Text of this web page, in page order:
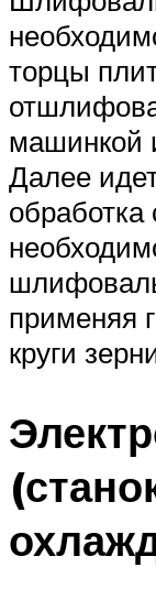
торцы
машинкой
Далее
обработка
применяя
круги